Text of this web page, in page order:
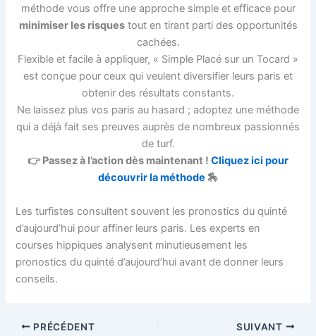
méthode vous offre une approche simple et efficace pour
minimiser les risquestout en tirant parti des opportunités
cachées.
Flexible et facile à appliquer, « Simple Placé sur un Tocard »
est conçue pour ceux qui veulent diversifier leurs paris et
obtenir des résultats constants.
Ne laissez plus vos paris au hasard ; adoptez une méthode
qui a déjà fait ses preuves auprès de nombreux passionnés
de turf.
👉 Passez à l’action dès maintenant ! Cliquez ici pour
découvrir la méthode 🏇
Les turfistes consultent souvent les pronostics du quinté
d’aujourd’hui pour affiner leurs paris. Les experts en
courses hippiques analysent minutieusement les
pronostics du quinté d’aujourd’hui avant de donner leurs
conseils.
PRÉCÉDENT SUIVANT